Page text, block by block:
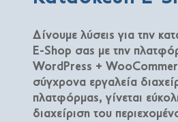
Δίνουμε λύσεις για την
E-Shop σας με την
WordPress +
σύγχρονα εργαλεία
πλατφόρμας, γίνεται
διαχείριση του